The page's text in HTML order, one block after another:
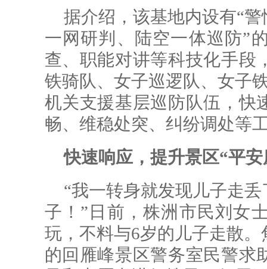
据介绍，该基地内设有“
一网研判、陆空一体巡防”
查、职能对讲等科技化手段
铁骑队、女子巡逻队、女子
机关支援基层巡防队伍，快
畅、维稳处突、纠纷调处等
快速响应，提升景区“平安
“我一转身就发现儿子走
子！”日前，株洲市民刘女
玩，不料与6岁的儿子走散
的回雁峰景区警务室民警求